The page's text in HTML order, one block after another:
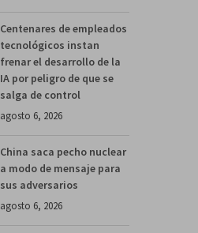
Centenares de empleados
tecnológicos instan
frenar el desarrollo de la
IA por peligro de que se
salga de control
agosto 6, 2026
China saca pecho nuclear
a modo de mensaje para
sus adversarios
agosto 6, 2026